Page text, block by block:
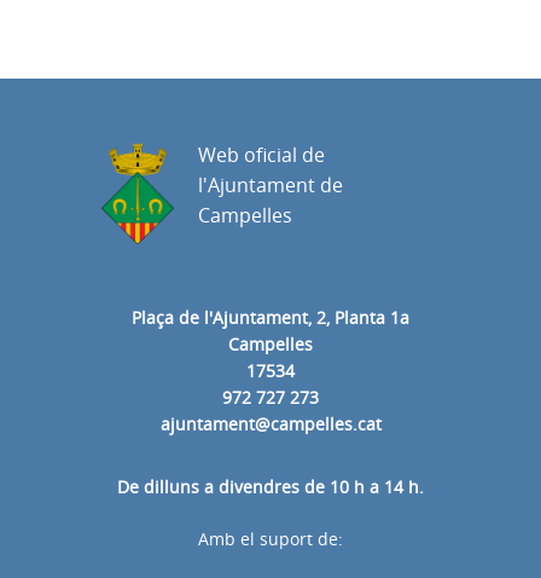
Plaça de l'Ajuntament, 2, Planta 1a
Campelles
17534
972 727 273
ajuntament@campelles.cat
De dilluns a divendres de 10 h a 14 h.
Web oficial de
l'Ajuntament de
Campelles
Amb el suport de: